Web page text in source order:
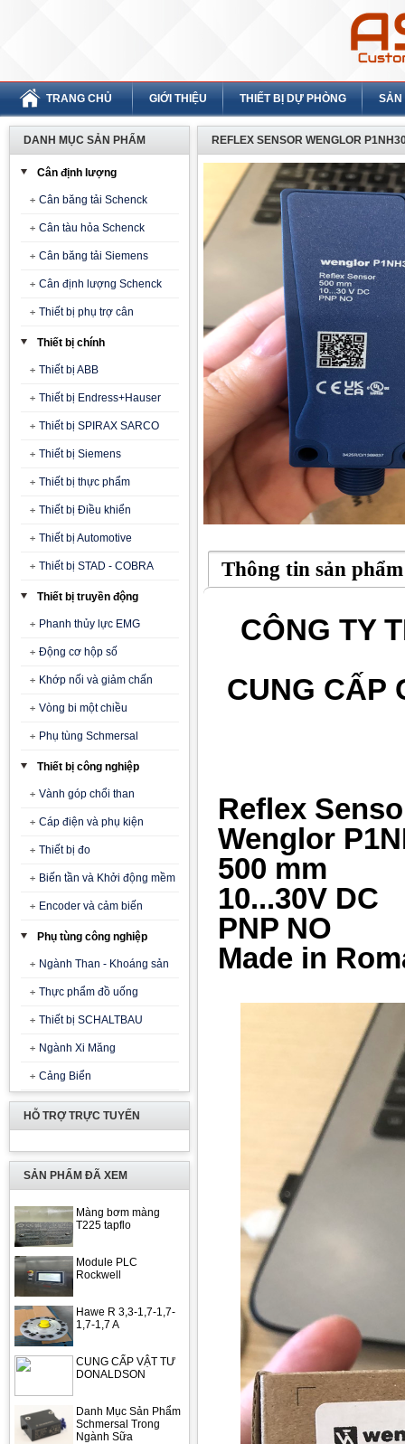
TRANG CHỦ GIỚI THIỆU THIẾT BỊ DỰ PHÒNG SẢN
DANH MỤC SẢN PHẨM
Cân định lượng
Cân băng tải Schenck
Cân tàu hỏa Schenck
Cân băng tải Siemens
Cân định lượng Schenck
Thiết bị phụ trợ cân
Thiết bị chính
Thiết bị ABB
Thiết bị Endress+Hauser
Thiết bị SPIRAX SARCO
Thiết bị Siemens
Thiết bị thực phẩm
Thiết bị Điều khiển
Thiết bị Automotive
Thiết bị STAD - COBRA
Thiết bị truyền động
Phanh thủy lực EMG
Động cơ hộp số
Khớp nối và giảm chấn
Vòng bi một chiều
Phụ tùng Schmersal
Thiết bị công nghiệp
Vành góp chổi than
Cáp điện và phụ kiện
Thiết bị đo
Biến tần và Khởi động mềm
Encoder và cảm biến
Phụ tùng công nghiệp
Ngành Than - Khoáng sản
Thực phẩm đồ uống
Thiết bị SCHALTBAU
Ngành Xi Măng
Cảng Biển
HỖ TRỢ TRỰC TUYẾN
SẢN PHẨM ĐÃ XEM
Màng bơm màng
T225 tapflo
Module PLC
Rockwell
Hawe R 3,3-1,7-1,7-
1,7-1,7 A
CUNG CẤP VẬT TƯ
DONALDSON
Danh Mục Sản Phẩm
Schmersal Trong
Ngành Sữa
REFLEX SENSOR WENGLOR
Thông tin sản phẩm
CÔNG TY
CUNG CẤP
Reflex
Wenglor
500 mm
10...30V DC
PNP NO
Made in